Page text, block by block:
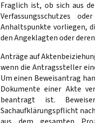
Fraglich ist, ob sich aus
Verfassungsschutzes
Anhaltspunkte vorliegen,
den Angeklagten oder
Anträge auf
wenn die Antragssteller
Um einen Beweisantrag
Dokumente einer Akte
beantragt ist.
Sachaufklärungspflicht